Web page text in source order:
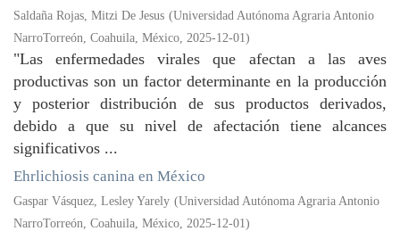
Saldaña Rojas, Mitzi De Jesus (Universidad Autónoma Agraria Antonio
NarroTorreón, Coahuila, México, 2025-12-01)
"Las enfermedades virales que afectan a las aves
productivas son un factor determinante en la producción
y posterior distribución de sus productos derivados,
debido a que su nivel de afectación tiene alcances
significativos ...
Ehrlichiosis canina en México
Gaspar Vásquez, Lesley Yarely (Universidad Autónoma Agraria Antonio
NarroTorreón, Coahuila, México, 2025-12-01)